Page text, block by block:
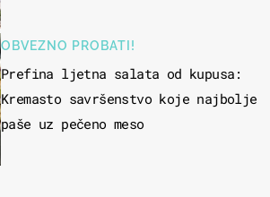
OBVEZNO PROBATI!
Prefina ljetna salata od kupusa:
Kremasto savršenstvo koje najbolje
paše uz pečeno meso